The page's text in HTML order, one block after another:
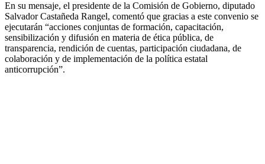
En su mensaje, el presidente de la Comisión de Gobierno, diputado
Salvador Castañeda Rangel, comentó que gracias a este convenio se
ejecutarán “acciones conjuntas de formación, capacitación,
sensibilización y difusión en materia de ética pública, de
transparencia, rendición de cuentas, participación ciudadana, de
colaboración y de implementación de la política estatal
anticorrupción”.